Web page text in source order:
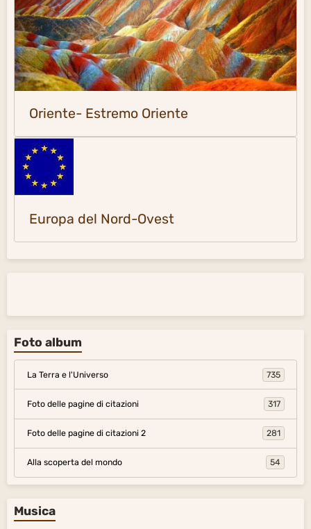
Oriente- Estremo Oriente
Europa del Nord-Ovest
Foto album
La Terra e l'Universo 735
Foto delle pagine di citazioni 317
Foto delle pagine di citazioni 2 281
Alla scoperta del mondo 54
Musica